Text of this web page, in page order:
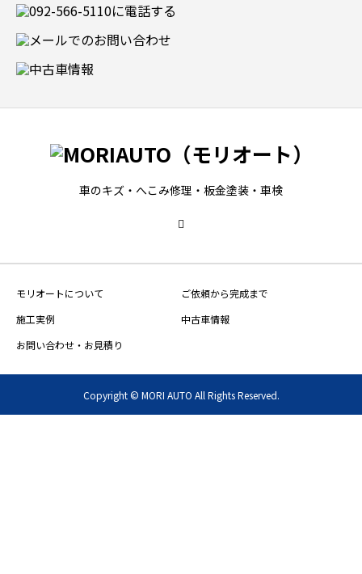
車のキズ・へこみ修理・板金塗装・車検
モリオートについて
ご依頼から完成まで
施工実例
中古車情報
お問い合わせ・お見積り
Copyright © MORI AUTO All Rights Reserved.